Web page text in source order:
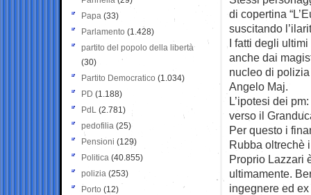
di copertina
suscitando
I fatti degli
anche dai
nucleo di
Angelo Maj.
L’ipotesi dei
verso il
Per questo i
Rubba oltrechè
Proprio Lazzari
ultimamente.
ingegnere ed
Papa (33)
Parlamento (1.428)
partito del popolo della libertà
(30)
Partito Democratico (1.034)
PD (1.188)
PdL (2.781)
pedofilia (25)
Pensioni (129)
Politica (40.855)
polizia (253)
Porto (12)